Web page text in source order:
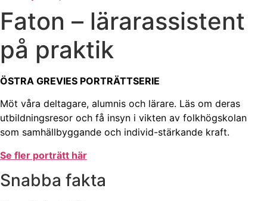
Faton – lärarassistent
på praktik
ÖSTRA GREVIES PORTRÄTTSERIE
Möt våra deltagare, alumnis och lärare. Läs om deras
utbildningsresor och få insyn i vikten av folkhögskolan
som samhällbyggande och individ-stärkande kraft.
Se fler porträtt här
Snabba fakta